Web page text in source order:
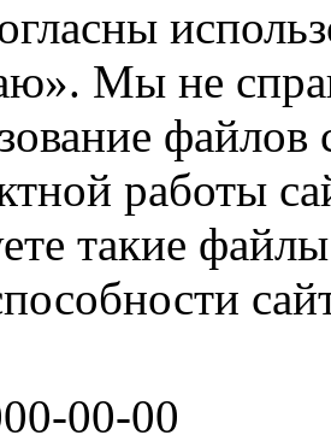
Мы не
работы
такие
00-00